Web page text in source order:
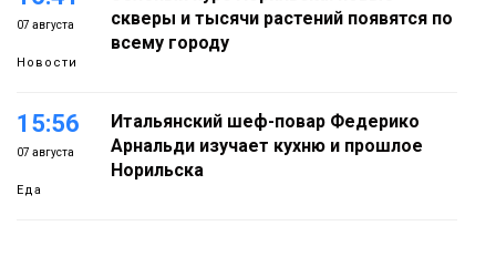
07 августа
Новости
скверы и тысячи растений появятся по
всему городу
15:56
07 августа
Еда
Итальянский шеф-повар Федерико
Арнальди изучает кухню и прошлое
Норильска